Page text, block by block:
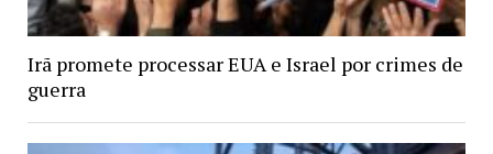
Irã promete processar EUA e Israel por crimes de
guerra